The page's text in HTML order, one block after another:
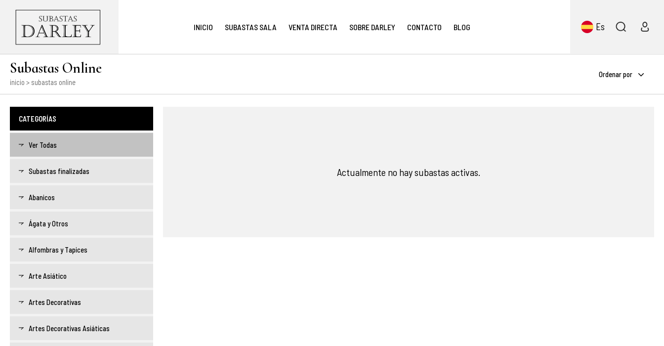
INICIO SUBASTAS SALA VENTA DIRECTA SOBRE DARLEY CONTACTO BLOG Es
Subastas Online
inicio > subastas online
Ordenar por
CATEGORÍAS
Ver Todas
Subastas finalizadas
Abanicos
Ágata y Otros
Alfombras y Tapices
Arte Asiático
Artes Decorativas
Artes Decorativas Asiáticas
Actualmente no hay subastas activas.